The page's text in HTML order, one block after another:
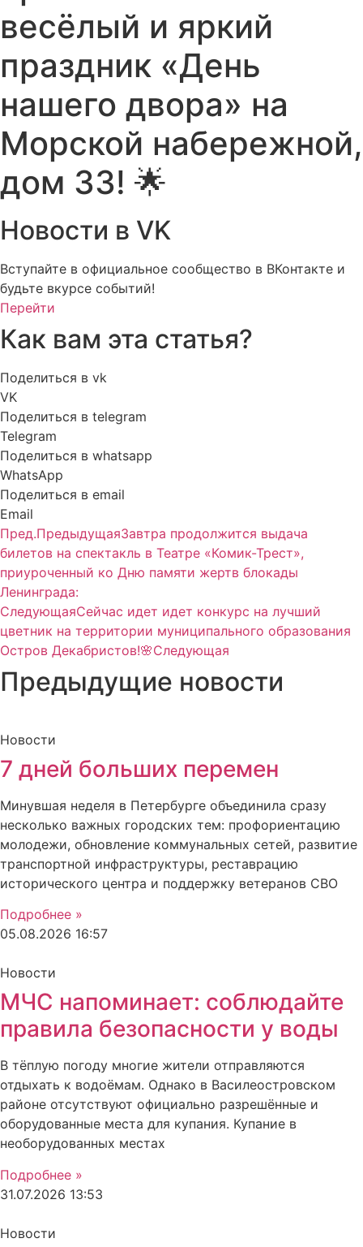
весёлый и яркий
праздник «День
нашего двора» на
Морской набережной,
дом 33! 🌟
Новости в VK
Вступайте в официальное сообщество в ВКонтакте и
будьте вкурсе событий!
Перейти
Как вам эта статья?
Поделиться в vk
VK
Поделиться в telegram
Telegram
Поделиться в whatsapp
WhatsApp
Поделиться в email
Email
Пред.ПредыдущаяЗавтра продолжится выдача
билетов на спектакль в Театре «Комик-Трест»,
приуроченный ко Дню памяти жертв блокады
Ленинграда:
СледующаяСейчас идет идет конкурс на лучший
цветник на территории муниципального образования
Остров Декабристов!🌸Следующая
Предыдущие новости
Новости
7 дней больших перемен
Минувшая неделя в Петербурге объединила сразу
несколько важных городских тем: профориентацию
молодежи, обновление коммунальных сетей, развитие
транспортной инфраструктуры, реставрацию
исторического центра и поддержку ветеранов СВО
Подробнее »
05.08.2026 16:57
Новости
МЧС напоминает: соблюдайте
правила безопасности у воды
В тёплую погоду многие жители отправляются
отдыхать к водоёмам. Однако в Василеостровском
районе отсутствуют официально разрешённые и
оборудованные места для купания. Купание в
необорудованных местах
Подробнее »
31.07.2026 13:53
Новости